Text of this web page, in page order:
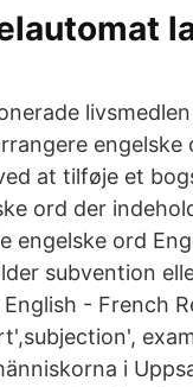
engelske
at tilføje et
ord der
engelske ord
subvention
- French
i